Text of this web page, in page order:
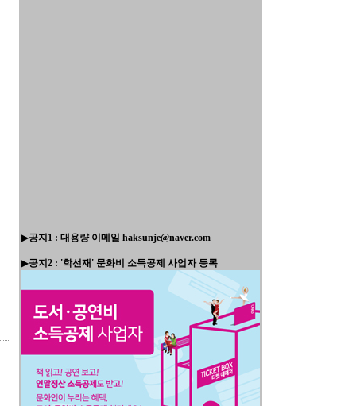
▶공지1 : 대용량 이메일 haksunje@naver.com
▶공지2 : '학선재' 문화비 소득공제 사업자 등록